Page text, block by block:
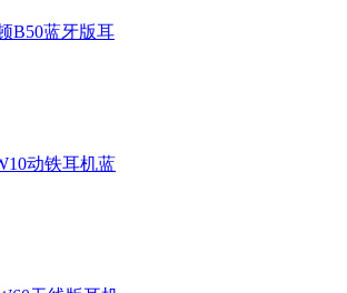
B50蓝牙版耳
动铁耳机蓝